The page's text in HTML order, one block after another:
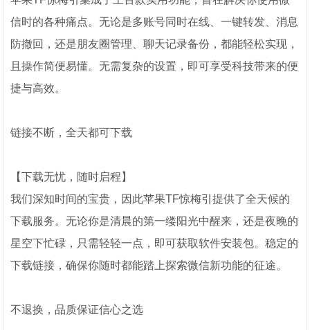
信时的各种痛点。无论是多账号同时在线、一键转发、消息
防撤回，还是朋友圈管理、聊天记录备份，都能轻松实现，
且操作简便易懂。无需复杂的设置，即可享受科技带来的便
捷与高效。
链接不断，全天都可下载
【下载无忧，随时启程】
我们深知时间的宝贵，因此苹果TF惊梅引提供了全天候的
下载服务。无论你是清晨的第一缕阳光中醒来，还是夜晚的
星空下忙碌，只需轻轻一点，即可获取软件安装包。稳定的
下载链接，确保你随时都能踏上探索微信新功能的征途。
不退换，品质保证信心之选